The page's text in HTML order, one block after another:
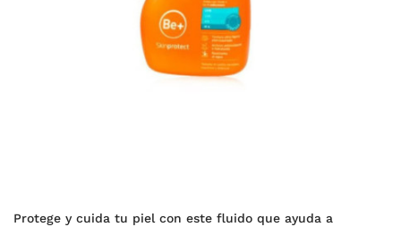
Protege y cuida tu piel con este fluido que ayuda a